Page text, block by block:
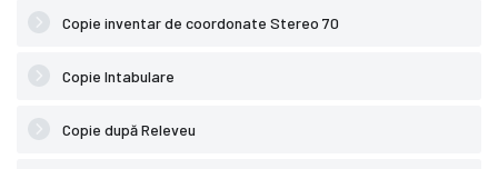
Copie inventar de coordonate Stereo 70
Copie Intabulare
Copie după Releveu